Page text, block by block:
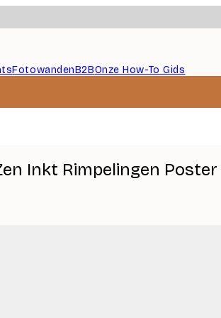
FotowandenB2BOnze How-To Gids
Inkt Rimpelingen Poster